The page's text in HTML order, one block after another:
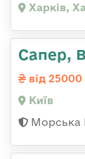
Харків,
Сапер,
від
Київ
Морська